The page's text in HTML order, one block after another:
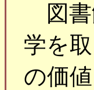
図書
学を
の価